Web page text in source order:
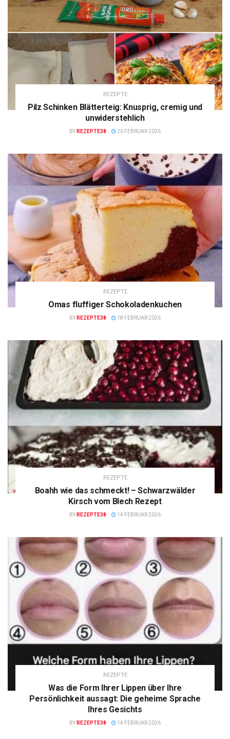
REZEPTE
Pilz Schinken Blätterteig: Knusprig, cremig und
unwiderstehlich
BY REZEPTE38 26 FEBRUAR 2026
REZEPTE
Omas fluffiger Schokoladenkuchen
BY REZEPTE38 18 FEBRUAR 2026
REZEPTE
Boahh wie das schmeckt! – Schwarzwälder
Kirsch vom Blech Rezept
BY REZEPTE38 14 FEBRUAR 2026
REZEPTE
Was die Form Ihrer Lippen über Ihre
Persönlichkeit aussagt: Die geheime Sprache
Ihres Gesichts
BY REZEPTE38 14 FEBRUAR 2026